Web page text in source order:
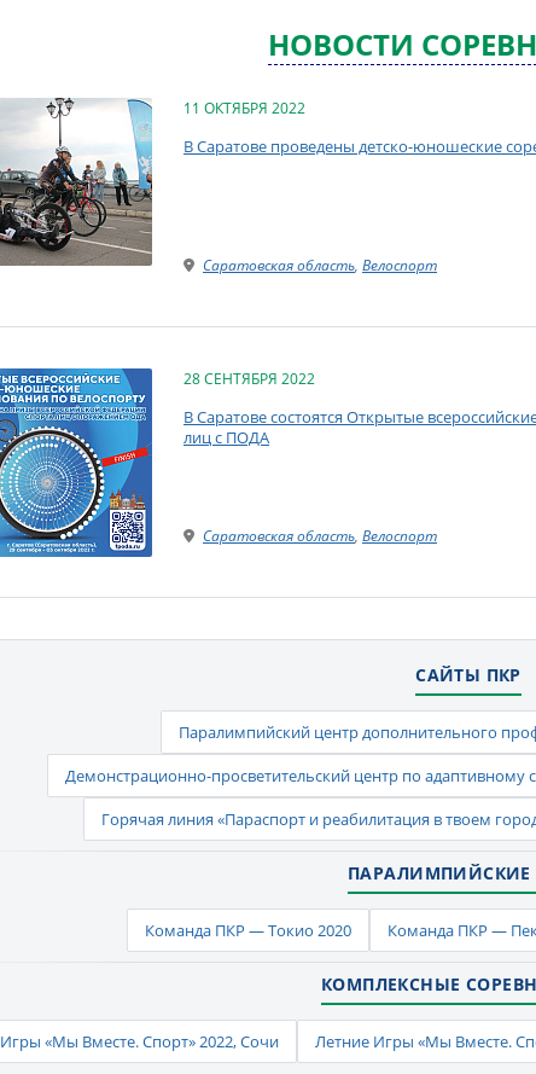
НОВОСТИ
11 ОКТЯБРЯ 2022
В Саратове проведены детско-юношеские
Саратовская область, Велоспорт
28 СЕНТЯБРЯ 2022
В Саратове состоятся Открытые
лиц с ПОДА
Саратовская область, Велоспорт
САЙТЫ ПКР
Паралимпийский центр дополнительного
Демонстрационно-просветительский центр по адаптивному
Горячая линия «Параспорт и реабилитация в твоем
ПАРАЛИМПИЙСКИЕ
Команда ПКР — Токио 2020 Команда ПКР —
КОМПЛЕКСНЫЕ
Игры «Мы Вместе. Спорт» 2022, Сочи Летние Игры «Мы Вместе.